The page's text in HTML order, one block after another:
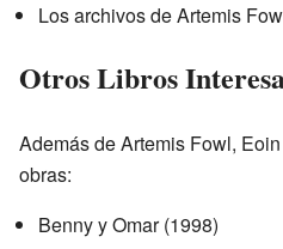
Los archivos de Artemis
Otros Libros
Además de Artemis Fowl,
obras:
Benny y Omar (1998)